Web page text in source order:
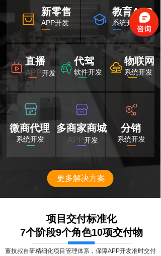
教育APP
新零售
系统开发
APP开发
直播 代驾 物联网
系统开发
APP开发 软件开发
微商代理 多商家商城 分销
APP开发 系统开发
系统开发
更多解决方案
项目交付标准化
7个阶段9个角色10项交付物
董技叔自研精细化项目管理体系，保障APP开发准时交付